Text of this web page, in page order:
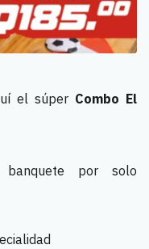
el súper Combo El
banquete por solo